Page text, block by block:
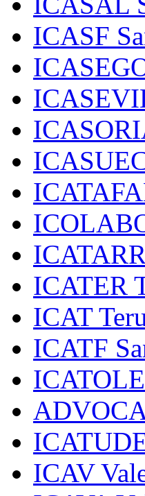
ICASF
ICATER
ICAT
ICATF
ICAV